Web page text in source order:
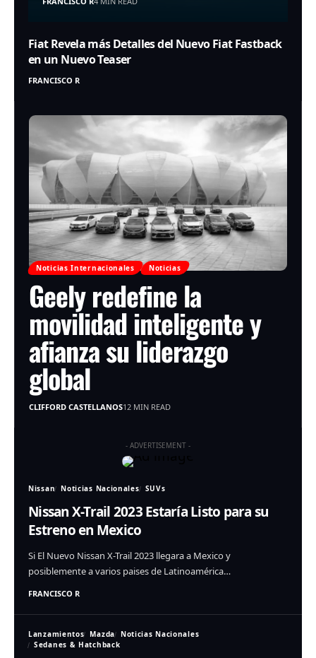
Fiat Revela más Detalles del Nuevo Fiat Fastback
en un Nuevo Teaser
FRANCISCO R
Noticias Internacionales Noticias
Geely redefine la
movilidad inteligente y
afianza su liderazgo
global
CLIFFORD CASTELLANOS12 MIN READ
- ADVERTISEMENT -
Nissan Noticias Nacionales SUVs
Nissan X-Trail 2023 Estaría Listo para su
Estreno en Mexico
Si El Nuevo Nissan X-Trail 2023 llegara a Mexico y
posiblemente a varios paises de Latinoamérica…
FRANCISCO R
Lanzamientos Mazda
Noticias Nacionales
Sedanes & Hatchback